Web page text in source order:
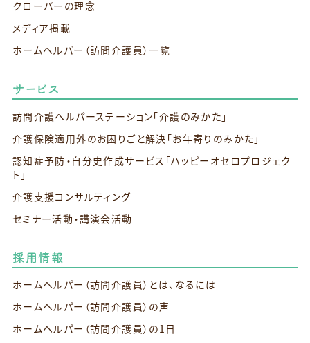
クローバーの理念
メディア掲載
ホームヘルパー（訪問介護員）一覧
サービス
訪問介護ヘルパーステーション「介護のみかた」
介護保険適用外のお困りごと解決 「お年寄りのみかた」
認知症予防・自分史作成サービス 「ハッピーオセロプロジェク
ト」
介護支援コンサルティング
セミナー活動・講演会活動
採用情報
ホームヘルパー（訪問介護員）とは、なるには
ホームヘルパー（訪問介護員）の声
ホームヘルパー（訪問介護員）の1日